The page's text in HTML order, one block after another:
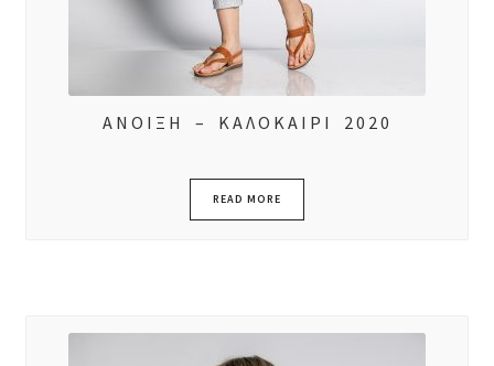
ΑΝΟΙΞΗ – ΚΑΛΟΚΑΙΡΙ 2020
READ MORE